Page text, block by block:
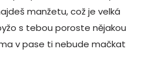
manžetu, což je velká
s tebou poroste nějakou
v pase ti nebude mačkat